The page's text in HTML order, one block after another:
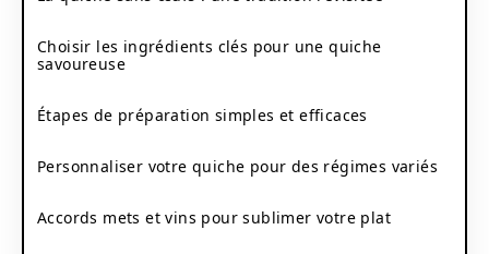
Choisir les ingrédients clés pour une quiche
savoureuse
Étapes de préparation simples et efficaces
Personnaliser votre quiche pour des régimes variés
Accords mets et vins pour sublimer votre plat